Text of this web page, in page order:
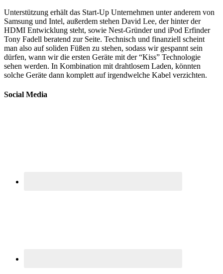
Unterstützung erhält das Start-Up Unternehmen unter anderem von
Samsung und Intel, außerdem stehen David Lee, der hinter der
HDMI Entwicklung steht, sowie Nest-Gründer und iPod Erfinder
Tony Fadell beratend zur Seite. Technisch und finanziell scheint
man also auf soliden Füßen zu stehen, sodass wir gespannt sein
dürfen, wann wir die ersten Geräte mit der “Kiss” Technologie
sehen werden. In Kombination mit drahtlosem Laden, könnten
solche Geräte dann komplett auf irgendwelche Kabel verzichten.
Social Media